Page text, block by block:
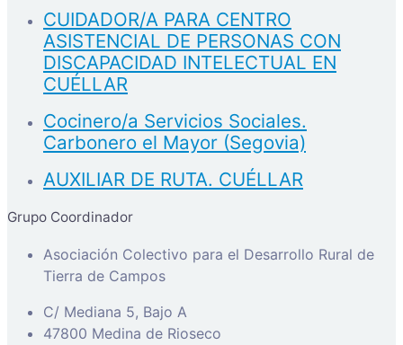
CUIDADOR/A PARA CENTRO
ASISTENCIAL DE PERSONAS CON
DISCAPACIDAD INTELECTUAL EN
CUÉLLAR
Cocinero/a Servicios Sociales.
Carbonero el Mayor (Segovia)
AUXILIAR DE RUTA. CUÉLLAR
Grupo Coordinador
Asociación Colectivo para el Desarrollo Rural de
Tierra de Campos
C/ Mediana 5, Bajo A
47800 Medina de Rioseco